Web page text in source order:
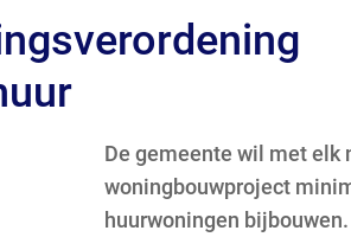
De gemeente wil met elk
woningbouwproject
huurwoningen